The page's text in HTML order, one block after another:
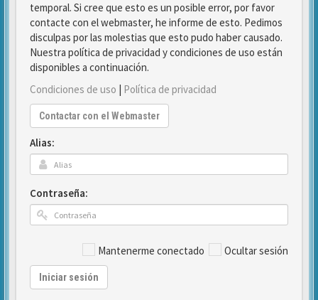
temporal. Si cree que esto es un posible error, por favor
contacte con el webmaster, he informe de esto. Pedimos
disculpas por las molestias que esto pudo haber causado.
Nuestra política de privacidad y condiciones de uso están
disponibles a continuación.
Condiciones de uso | Política de privacidad
Contactar con el Webmaster
Alias:
Contraseña:
Mantenerme conectado Ocultar sesión
Iniciar sesión